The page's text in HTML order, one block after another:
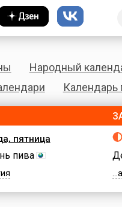
Народный
Календарь
пятница
пива